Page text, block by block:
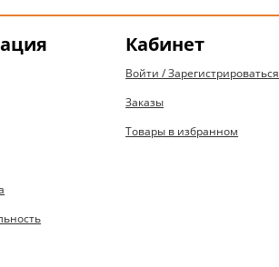
Кабинет
Войти / Зарегистрироваться
Заказы
Товары в избранном